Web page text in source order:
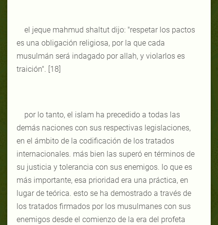
el jeque mahmud shaltut dijo: "respetar los pactos
es una obligación religiosa, por la que cada
musulmán será indagado por allah, y violarlos es
traición". [18]
por lo tanto, el islam ha precedido a todas las
demás naciones con sus respectivas legislaciones,
en el ámbito de la codificación de los tratados
internacionales. más bien las superó en términos de
su justicia y tolerancia con sus enemigos. lo que es
más importante, esa prioridad era una práctica, en
lugar de teórica. esto se ha demostrado a través de
los tratados firmados por los musulmanes con sus
enemigos desde el comienzo de la era del profeta